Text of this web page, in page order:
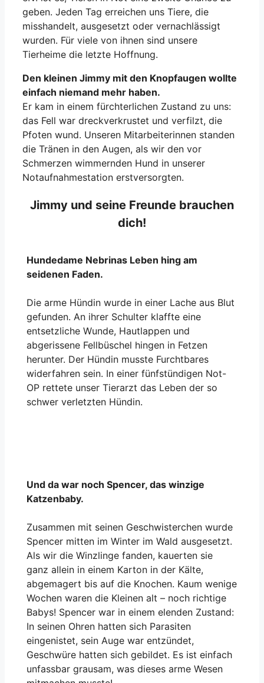
geben. Jeden Tag erreichen uns Tiere, die
misshandelt, ausgesetzt oder vernachlässigt
wurden. Für viele von ihnen sind unsere
Tierheime die letzte Hoffnung.
Den kleinen Jimmy mit den Knopfaugen wollte
einfach niemand mehr haben.
Er kam in einem fürchterlichen Zustand zu uns:
das Fell war dreckverkrustet und verfilzt, die
Pfoten wund. Unseren Mitarbeiterinnen standen
die Tränen in den Augen, als wir den vor
Schmerzen wimmernden Hund in unserer
Notaufnahmestation erstversorgten.
Jimmy und seine Freunde brauchen
dich!
Hundedame Nebrinas Leben hing am
seidenen Faden.
Die arme Hündin wurde in einer Lache aus Blut
gefunden. An ihrer Schulter klaffte eine
entsetzliche Wunde, Hautlappen und
abgerissene Fellbüschel hingen in Fetzen
herunter. Der Hündin musste Furchtbares
widerfahren sein. In einer fünfstündigen Not-
OP rettete unser Tierarzt das Leben der so
schwer verletzten Hündin.
Und da war noch Spencer, das winzige
Katzenbaby.
Zusammen mit seinen Geschwisterchen wurde
Spencer mitten im Winter im Wald ausgesetzt.
Als wir die Winzlinge fanden, kauerten sie
ganz allein in einem Karton in der Kälte,
abgemagert bis auf die Knochen. Kaum wenige
Wochen waren die Kleinen alt – noch richtige
Babys! Spencer war in einem elenden Zustand:
In seinen Ohren hatten sich Parasiten
eingenistet, sein Auge war entzündet,
Geschwüre hatten sich gebildet. Es ist einfach
unfassbar grausam, was dieses arme Wesen